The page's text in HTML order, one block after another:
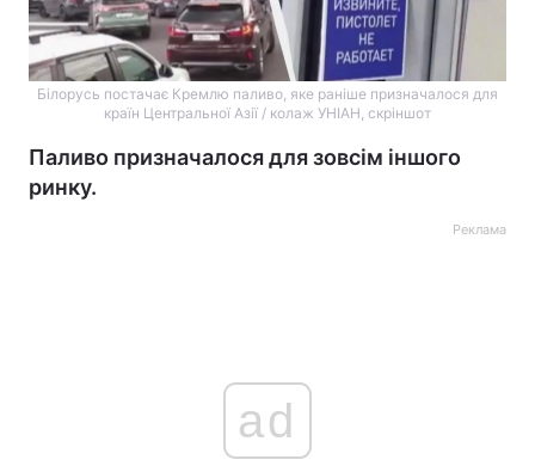
Білорусь постачає Кремлю паливо, яке раніше призначалося для
країн Центральної Азії / колаж УНІАН, скріншот
Паливо призначалося для зовсім іншого
ринку.
Реклама
ad